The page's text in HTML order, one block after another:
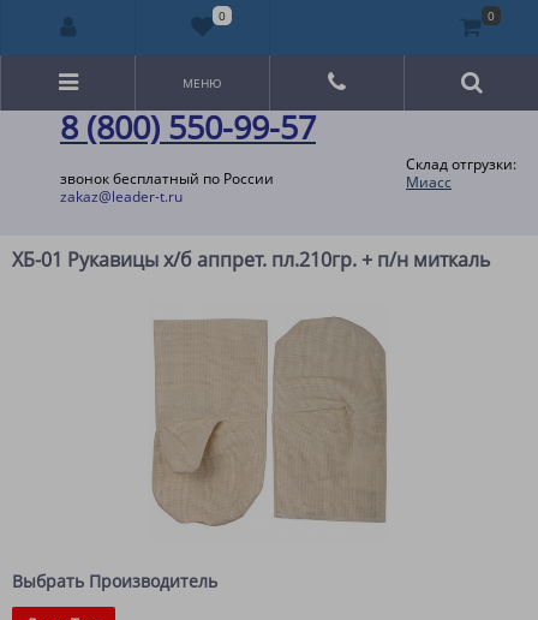
8 (800) 550-99-57
звонок бесплатный по России
zakaz@leader-t.ru
Склад отгрузки:
Миасс
МЕНЮ
ХБ-01 Рукавицы х/б аппрет. пл.210гр. + п/н миткаль
Выбрать Производитель
0 0